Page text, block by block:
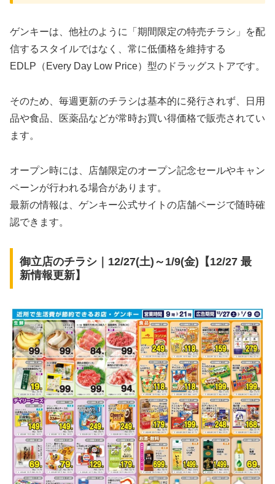
ゲンキーは、他社のように「期間限定の特売チラシ」を配
信するスタイルではなく、常に低価格を維持する
EDLP（Every Day Low Price）型のドラッグストアです。
そのため、毎週更新のチラシは基本的に発行されず、日用
品や食品、医薬品などが常時お買い得価格で販売されてい
ます。
オープン時には、店舗限定のオープン記念セールやキャン
ペーンが行われる場合があります。
最新の情報は、ゲンキー公式サイトの店舗ページで随時確
認できます。
御立店のチラシ｜12/27(土)～1/9(金)【12/27 最
新情報更新】